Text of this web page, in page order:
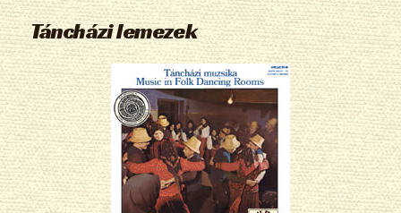
Táncházi lemezek